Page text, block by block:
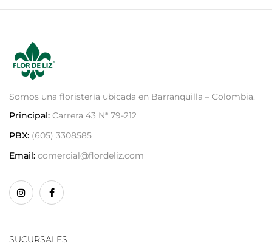
Somos una floristería ubicada en Barranquilla – Colombia.
Principal: Carrera 43 N* 79-212
PBX: (605) 3308585
Email: comercial@flordeliz.com
SUCURSALES